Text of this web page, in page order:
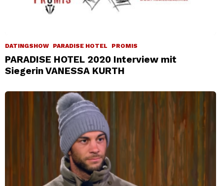
DATINGSHOW PARADISE HOTEL PROMIS
PARADISE HOTEL 2020 Interview mit
Siegerin VANESSA KURTH